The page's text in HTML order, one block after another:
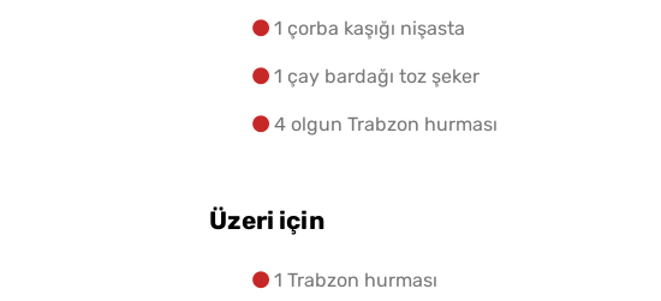
1 çorba kaşığı nişasta
1 çay bardağı toz şeker
4 olgun Trabzon hurması
Üzeri için
1 Trabzon hurması